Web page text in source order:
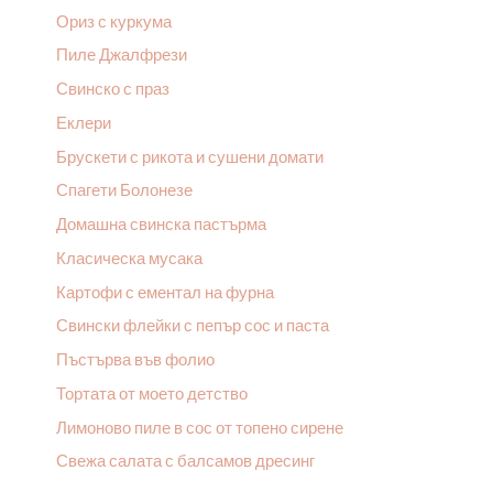
Ориз с куркума
Пиле Джалфрези
Свинско с праз
Еклери
Брускети с рикота и сушени домати
Спагети Болонезе
Домашна свинска пастърма
Класическа мусака
Картофи с ементал на фурна
Свински флейки с пепър сос и паста
Пъстърва във фолио
Тортата от моето детство
Лимоново пиле в сос от топено сирене
Свежа салата с балсамов дресинг